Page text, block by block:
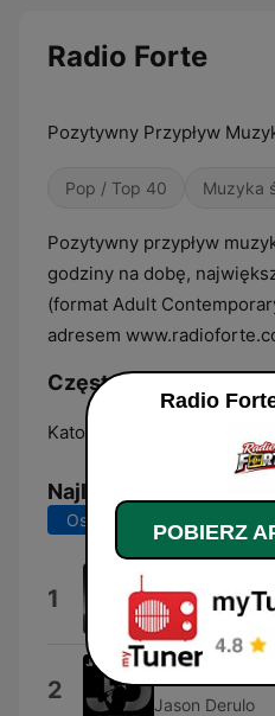
Radio Forte
Pozytywny Przypływ
Pop / Top 40 Muzyka
Pozytywny przypływ
godziny na dobę,
(format Adult
adresem
Częstotliwości Radio
Katowice:
Najlepsze piosenki
Ostatnie 7 dni
1 Sail
AWOLNATION
2 Jason Derulo
Radio
POBIERZ